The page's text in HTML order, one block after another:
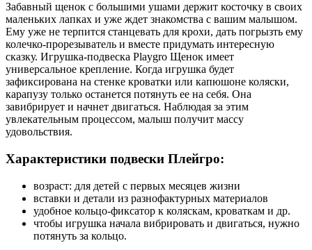
Забавный щенок с большими ушами держит косточку в своих
маленьких лапках и уже ждет знакомства с вашим малышом.
Ему уже не терпится станцевать для крохи, дать погрызть ему
колечко-прорезыватель и вместе придумать интересную
сказку. Игрушка-подвеска Playgro Щенок имеет
универсальное крепление. Когда игрушка будет
зафиксирована на стенке кроватки или капюшоне коляски,
карапузу только останется потянуть ее на себя. Она
завибрирует и начнет двигаться. Наблюдая за этим
увлекательным процессом, малыш получит массу
удовольствия.
Характеристики подвески Плейгро:
возраст: для детей с первых месяцев жизни
вставки и детали из разнофактурных материалов
удобное кольцо-фиксатор к коляскам, кроваткам и др.
чтобы игрушка начала вибрировать и двигаться, нужно
потянуть за кольцо.